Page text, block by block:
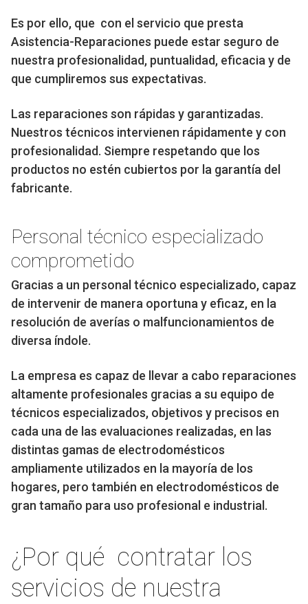
Es por ello, que con el servicio que presta
Asistencia-Reparaciones puede estar seguro de
nuestra profesionalidad, puntualidad, eficacia y de
que cumpliremos sus expectativas.
Las reparaciones son rápidas y garantizadas.
Nuestros técnicos intervienen rápidamente y con
profesionalidad. Siempre respetando que los
productos no estén cubiertos por la garantía del
fabricante.
Personal técnico especializado
comprometido
Gracias a un personal técnico especializado, capaz
de intervenir de manera oportuna y eficaz, en la
resolución de averías o malfuncionamientos de
diversa índole.
La empresa es capaz de llevar a cabo reparaciones
altamente profesionales gracias a su equipo de
técnicos especializados, objetivos y precisos en
cada una de las evaluaciones realizadas, en las
distintas gamas de electrodomésticos
ampliamente utilizados en la mayoría de los
hogares, pero también en electrodomésticos de
gran tamaño para uso profesional e industrial.
¿Por qué contratar los
servicios de nuestra